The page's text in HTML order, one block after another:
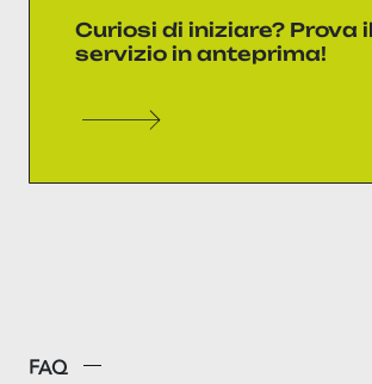
Curiosi di iniziare? Prova il
servizio in anteprima!
FAQ